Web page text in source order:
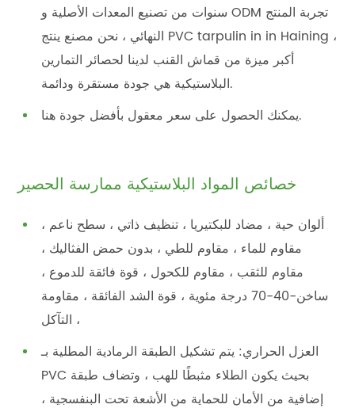
سنوات من تصنيع المعدات الأصلية و ODM تجربة المنتج
النهائي ، نحن مصنع ينتج PVC tarpulin in in Haining ،
أكبر ميزة من قماش القنب لدينا لحصائر التمارين
البلاستيكية هي جودة مستقرة ودائمة.
يمكنك الحصول على سعر معقول بأفضل جودة هنا.
خصائص المواد البلاستيكية ممارسة الحصير
ألوان حية ، مضاد للبكتيريا ، تنظيف ذاتي ، سطح ناعم ،
مقاوم للماء ، مقاوم للطي ، بدون حمض الفثاليك ،
مقاوم للثقب ، مقاوم للكحول ، قوة فائقة للدموع ،
ساخن-40-70 درجة مئوية ، قوة الشد الفائقة ، مقاومة
التآكل ،
العزل الحراري: يتم تشكيل الطبقة الرمادية المطلية بـ
PVC بحيث يكون الطلاء مثبطًا للهب ، وتضاف طبقة
إضافية من الأمان للحماية من الأشعة تحت البنفسجية ،